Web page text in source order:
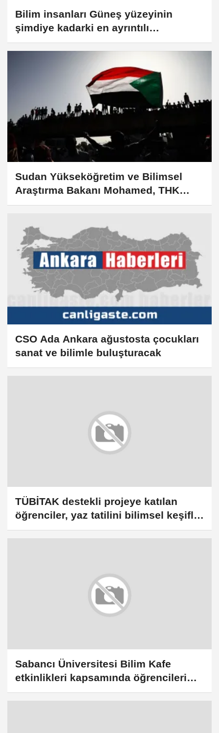
Bilim insanları Güneş yüzeyinin
şimdiye kadarki en ayrıntılı
görüntüsünü elde etti
Sudan Yükseköğretim ve Bilimsel
Araştırma Bakanı Mohamed, THK
Üniversitesini ziyaret etti
CSO Ada Ankara ağustosta çocukları
sanat ve bilimle buluşturacak
TÜBİTAK destekli projeye katılan
öğrenciler, yaz tatilini bilimsel keşifle
değerlendiriyor
Sabancı Üniversitesi Bilim Kafe
etkinlikleri kapsamında öğrencileri
ağırladı